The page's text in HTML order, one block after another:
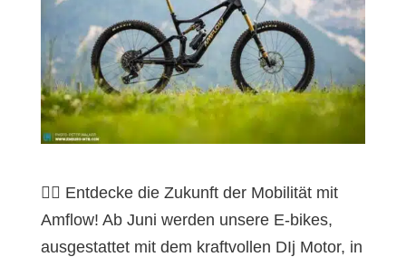
🚴‍♂️ Entdecke die Zukunft der Mobilität mit
Amflow! Ab Juni werden unsere E-bikes,
ausgestattet mit dem kraftvollen DIj Motor, in